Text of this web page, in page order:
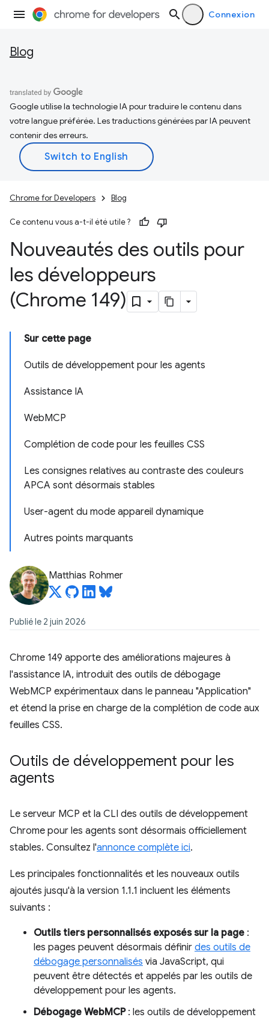
Connexion
Blog
Google utilise la technologie IA pour traduire le contenu dans
votre langue préférée. Les traductions générées par IA peuvent
contenir des erreurs.
Chrome for Developers Blog
Ce contenu vous a-t-il été utile ?
Nouveautés des outils pour
les développeurs
(Chrome 149)
Sur cette page
Outils de développement pour les agents
Assistance IA
WebMCP
Complétion de code pour les feuilles CSS
Les consignes relatives au contraste des couleurs
APCA sont désormais stables
User-agent du mode appareil dynamique
Autres points marquants
Matthias Rohmer
Publié le 2 juin 2026
Chrome 149 apporte des améliorations majeures à
l'assistance IA, introduit des outils de débogage
WebMCP expérimentaux dans le panneau "Application"
et étend la prise en charge de la complétion de code aux
feuilles CSS.
Outils de développement pour les
agents
Le serveur MCP et la CLI des outils de développement
Chrome pour les agents sont désormais officiellement
stables. Consultez l'annonce complète ici.
Les principales fonctionnalités et les nouveaux outils
ajoutés jusqu'à la version 1.1.1 incluent les éléments
suivants :
Outils tiers personnalisés exposés sur la page :
les pages peuvent désormais définir des outils de
débogage personnalisés via JavaScript, qui
peuvent être détectés et appelés par les outils de
développement pour les agents.
Débogage WebMCP: les outils de développement